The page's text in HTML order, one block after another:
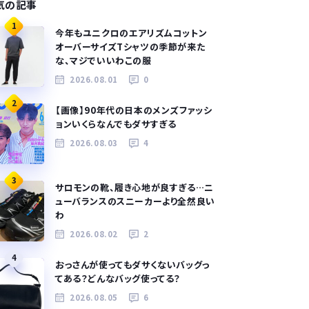
の記事
1
今年もユニクロのエアリズムコットン
オーバーサイズTシャツの季節が来た
な、マジでいいわこの服
2026.08.01 0
2
【画像】90年代の日本のメンズファッシ
ョンいくらなんでもダサすぎる
2026.08.03 4
3
サロモンの靴、履き心地が良すぎる…ニ
ューバランスのスニーカーより全然良い
わ
2026.08.02 2
4
おっさんが使ってもダサくないバッグっ
てある？どんなバッグ使ってる？
2026.08.05 6